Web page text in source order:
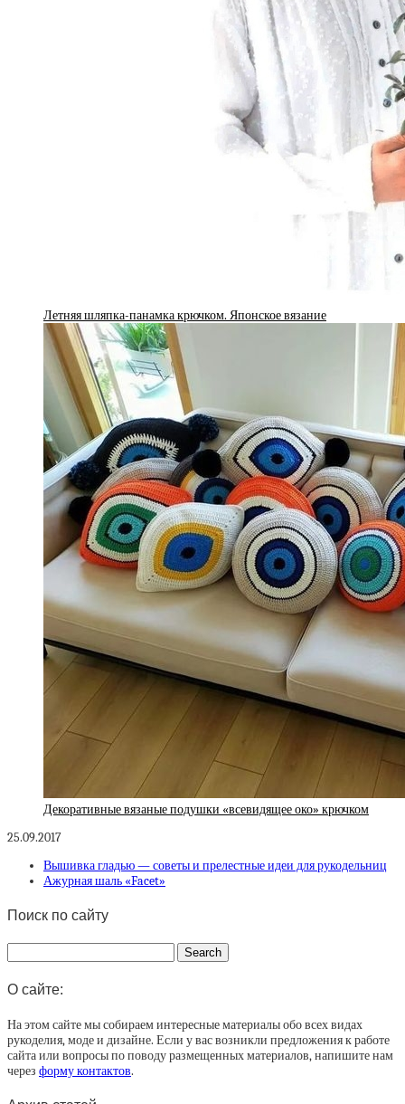
Летняя шляпка-панамка крючком. Японское вязание
Декоративные вязаные подушки «всевидящее око» крючком
25.09.2017
Вышивка гладью — советы и прелестные идеи для рукодельниц
Ажурная шаль «Facet»
Поиск по сайту
О сайте:
На этом сайте мы собираем интересные материалы обо всех видах
рукоделия, моде и дизайне. Если у вас возникли предложения к работе
сайта или вопросы по поводу размещенных материалов, напишите нам
через форму контактов.